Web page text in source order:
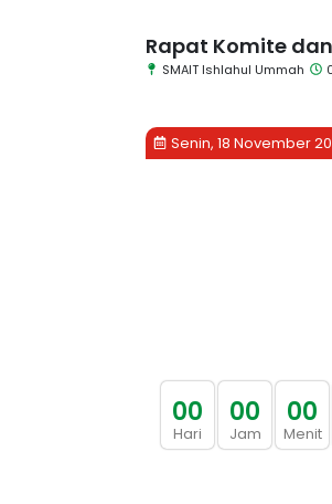
Rapat Komite
SMAIT Ishlahul Ummah
Senin, 18 November
00
Hari
00
Jam
00
Menit